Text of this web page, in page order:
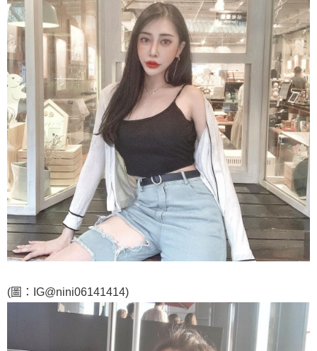
(圖：IG@nini06141414)